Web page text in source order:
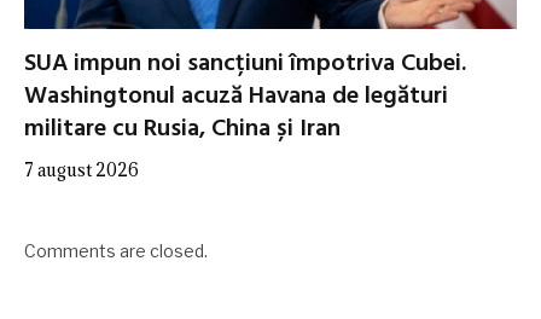
SUA impun noi sancțiuni împotriva Cubei.
Washingtonul acuză Havana de legături
militare cu Rusia, China și Iran
7 august 2026
Comments are closed.